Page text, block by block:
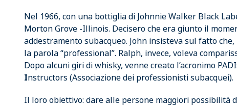
Nel 1966, con una bottiglia di Johnnie Walker Black
Morton Grove -Illinois. Decisero che era giunto il
addestramento subacqueo. John insisteva sul fatto
la parola “professional”. Ralph, invece, voleva
Dopo alcuni giri di whisky, venne creato l’acronimo PADI:
Instructors (Associazione dei professionisti subacquei).
Il loro obiettivo: dare alle persone maggiori possibilità